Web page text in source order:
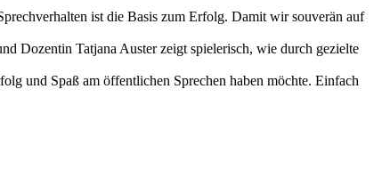
ist die Basis zum Erfolg. Damit wir souverän auf
Dozentin Tatjana Auster zeigt spielerisch, wie durch gezielte
und Spaß am öffentlichen Sprechen haben möchte. Einfach